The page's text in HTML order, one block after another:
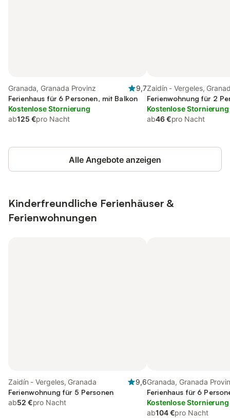
Granada, Granada Provinz
9,7
Ferienhaus für 6 Personen, mit Balkon
Kostenlose Stornierung
ab125 €pro Nacht
Zaidín - Vergeles,
Ferienwohnung für 2
Kostenlose Stornierung
ab46 €pro Nacht
Alle Angebote anzeigen
Kinderfreundliche Ferienhäuser &
Ferienwohnungen
Zaidín - Vergeles, Granada
9,6
Ferienwohnung für 5 Personen
ab52 €pro Nacht
Granada, Granada
Ferienhaus für 6
Kostenlose Stornierung
ab104 €pro Nacht